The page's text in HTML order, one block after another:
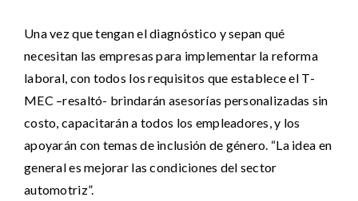
Una vez que tengan el diagnóstico y sepan qué
necesitan las empresas para implementar la reforma
laboral, con todos los requisitos que establece el T-
MEC –resaltó- brindarán asesorías personalizadas sin
costo, capacitarán a todos los empleadores, y los
apoyarán con temas de inclusión de género. “La idea en
general es mejorar las condiciones del sector
automotriz”.